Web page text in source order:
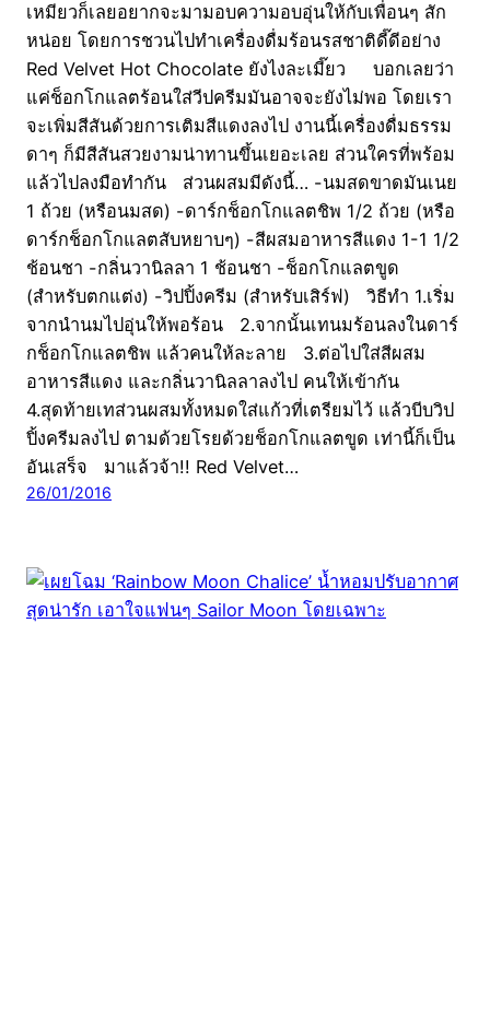
เหมียวก็เลยอยากจะมามอบความอบอุ่นให้กับเพื่อนๆ สัก
หน่อย โดยการชวนไปทำเครื่องดื่มร้อนรสชาติดี๊ดีอย่าง
Red Velvet Hot Chocolate ยังไงละเมี๊ยว บอกเลยว่า
แค่ช็อกโกแลตร้อนใส่วีปครีมมันอาจจะยังไม่พอ โดยเรา
จะเพิ่มสีสันด้วยการเติมสีแดงลงไป งานนี้เครื่องดื่มธรรม
ดาๆ ก็มีสีสันสวยงามน่าทานขึ้นเยอะเลย ส่วนใครที่พร้อม
แล้วไปลงมือทำกัน ส่วนผสมมีดังนี้… -นมสดขาดมันเนย
1 ถ้วย (หรือนมสด) -ดาร์กช็อกโกแลตชิพ 1/2 ถ้วย (หรือ
ดาร์กช็อกโกแลตสับหยาบๆ) -สีผสมอาหารสีแดง 1-1 1/2
ช้อนชา -กลิ่นวานิลลา 1 ช้อนชา -ช็อกโกแลตขูด
(สำหรับตกแต่ง) -วิปปิ้งครีม (สำหรับเสิร์ฟ) วิธีทำ 1.เริ่ม
จากนำนมไปอุ่นให้พอร้อน 2.จากนั้นเทนมร้อนลงในดาร์
กช็อกโกแลตชิพ แล้วคนให้ละลาย 3.ต่อไปใส่สีผสม
อาหารสีแดง และกลิ่นวานิลลาลงไป คนให้เข้ากัน
4.สุดท้ายเทส่วนผสมทั้งหมดใส่แก้วที่เตรียมไว้ แล้วบีบวิป
ปิ้งครีมลงไป ตามด้วยโรยด้วยช็อกโกแลตขูด เท่านี้ก็เป็น
อันเสร็จ มาแล้วจ้า!! Red Velvet…
26/01/2016